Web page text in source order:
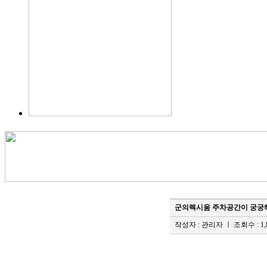
군의렉시움 주차공간이 궁궁
작성자 : 관리자 ㅣ 조회수 :